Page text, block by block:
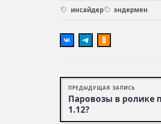
инсайдер эндермен
ПРЕДЫДУЩАЯ ЗАПИСЬ
Паровозы в ролике
1.12?